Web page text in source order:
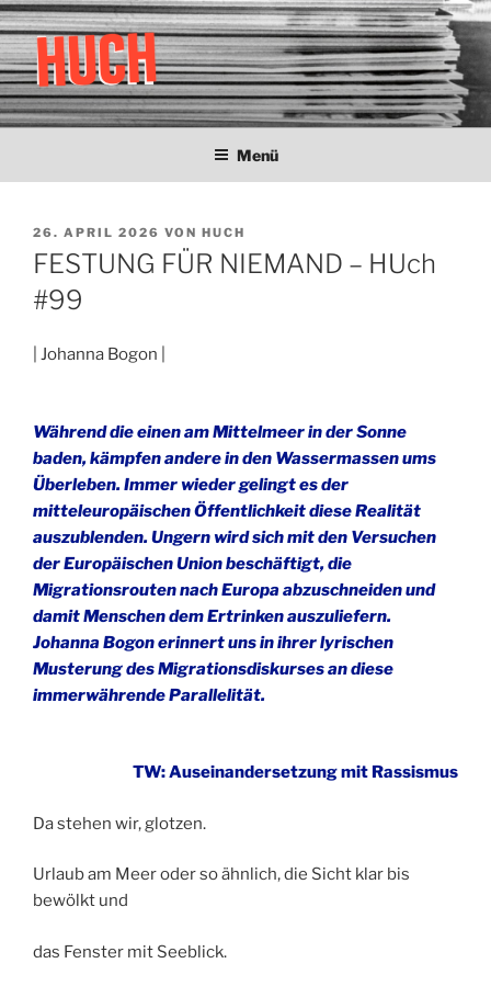
Zum
Inhalt
springen
HUCH
Zeitung der Studentischen Selbstverwaltung
Menü
VERÖFFENTLICHT
AM
26. APRIL 2026 VON HUCH
FESTUNG FÜR NIEMAND – HUch
#99
| Johanna Bogon |
Während die einen am Mittelmeer in der Sonne
baden, kämpfen andere in den Wassermassen ums
Überleben. Immer wieder gelingt es der
mitteleuropäischen Öffentlichkeit diese Realität
auszublenden. Ungern wird sich mit den Versuchen
der Europäischen Union beschäftigt, die
Migrationsrouten nach Europa abzuschneiden und
damit Menschen dem Ertrinken auszuliefern.
Johanna Bogon erinnert uns in ihrer lyrischen
Musterung des Migrationsdiskurses an diese
immerwährende Parallelität.
TW: Auseinandersetzung mit Rassismus
Da stehen wir, glotzen.
Urlaub am Meer oder so ähnlich, die Sicht klar bis
bewölkt und
das Fenster mit Seeblick.